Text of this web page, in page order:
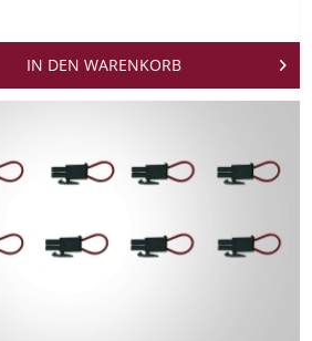
IN DEN WARENKORB